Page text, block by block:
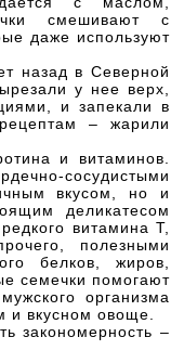
смешивают с
даже используют
назад в Северной
у нее верх,
и запекали в
– жарили
и витаминов.
сосудистыми
вкусом, но и
деликатесом
витамина Т,
полезными
белков, жиров,
семечки помогают
организма
и вкусном овоще.
закономерность –